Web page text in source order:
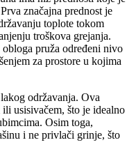
značajna prednost je
toplote tokom
troškova grejanja.
pruža određeni nivo
za prostore u kojima
održavanja. Ova
usisivačem, što je idealno
Osim toga,
i ne privlači grinje, što